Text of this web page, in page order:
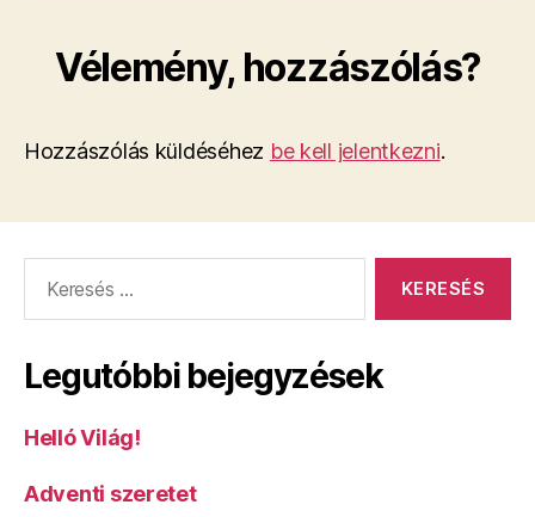
Vélemény, hozzászólás?
Hozzászólás küldéséhez be kell jelentkezni.
Legutóbbi bejegyzések
Helló Világ!
Adventi szeretet